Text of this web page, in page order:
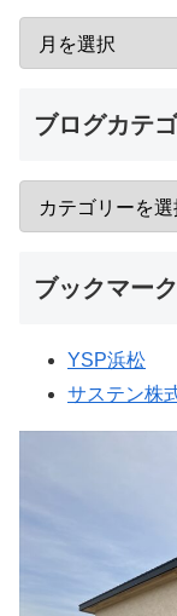
ブログカテ
ブックマーク
YSP浜松
サステン株